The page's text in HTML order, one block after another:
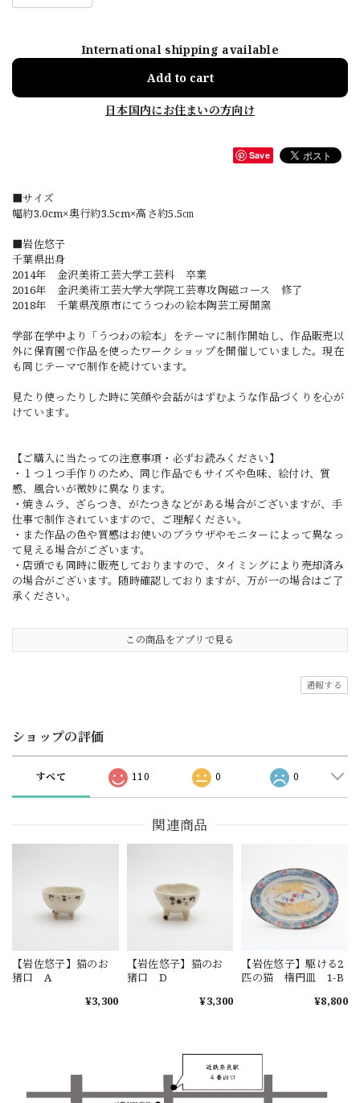
International shipping available
Add to cart
日本国内にお住まいの方向け
Save
■サイズ
幅約3.0cm×奥行約3.5cm×高さ約5.5㎝
■岩佐悠子
千葉県出身
2014年 金沢美術工芸大学工芸科 卒業
2016年 金沢美術工芸大学大学院工芸専攻陶磁コース 修了
2018年 千葉県茂原市にてうつわの絵本陶芸工房開窯
学部在学中より「うつわの絵本」をテーマに制作開始し、作品販売以
外に保育園で作品を使ったワークショップを開催していました。現在
も同じテーマで制作を続けています。
見たり使ったりした時に笑顔や会話がはずむような作品づくりを心が
けています。
【ご購入に当たっての注意事項・必ずお読みください】
・１つ１つ手作りのため、同じ作品でもサイズや色味、絵付け、質
感、風合いが微妙に異なります。
・焼きムラ、ざらつき、がたつきなどがある場合がございますが、手
仕事で制作されていますので、ご理解ください。
・また作品の色や質感はお使いのブラウザやモニターによって異なっ
て見える場合がございます。
・店頭でも同時に販売しておりますので、タイミングにより売却済み
の場合がございます。随時確認しておりますが、万が一の場合はご了
承ください。
この商品をアプリで見る
通報する
ショップの評価
すべて 110 0 0
関連商品
【岩佐悠子】猫のお
猪口 A
¥3,300
【岩佐悠子】猫のお
猪口 D
¥3,300
【岩佐悠子】駆ける2
匹の猫 楕円皿 1-B
¥8,800